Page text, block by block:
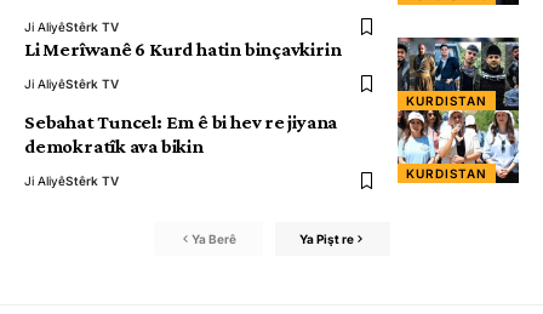
Ji AliyêStêrk TV
KURDISTAN
Li Merîwanê 6 Kurd hatin binçavkirin
Ji AliyêStêrk TV
KURDISTAN
Sebahat Tuncel: Em ê bi hev re jiyana
demokratîk ava bikin
Ji AliyêStêrk TV
Ya Berê Ya Pişt re